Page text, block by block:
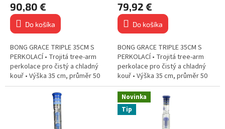
90,80 €
Do košíka
BONG GRACE TRIPLE 35CM S
PERKOLACÍ • Trojitá tree-arm
perkolace pro čistý a chladný
kouř • Výška 35 cm, průměr 50
mm – pohodlný tah • Stabilní
beaker základna • Odolné...
79,92 €
Do košíka
BONG GRACE TRIPLE 35CM S
PERKOLACÍ • Trojitá tree-arm
perkolace pro čistý a chladný
kouř • Výška 35 cm, průměr 50
mm – pohodlný tah • Stabilní
beaker základna • Odolné...
Novinka
Tip